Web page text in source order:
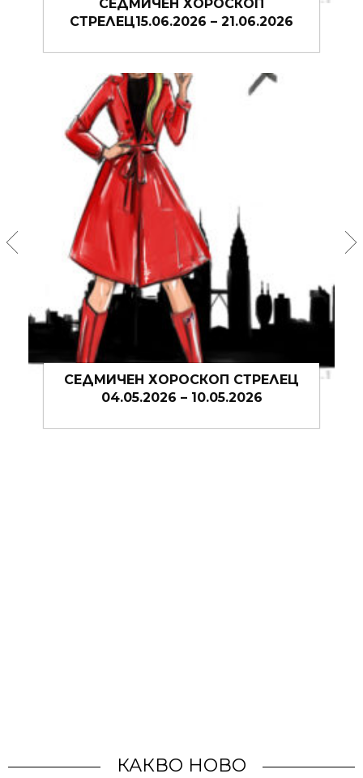
СЕДМИЧЕН ХОРОСКОП СТРЕЛЕЦ
08.06.2026 – 14.06.2026
СЕДМИЧЕН ХОРОСКОП СТРЕЛЕЦ
27.04.2026 – 03.05.2026
КАКВО НОВО